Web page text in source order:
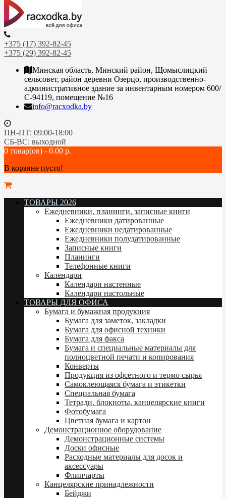
+375 (17) 392-82-45
+375 (29) 392-82-45
Минская область, Минский район, Щомыслицкий
сельсовет, район деревни Озерцо, производственно-
административное здание за инвентарным номером 600/
С-94119, помещение №16
info@racxodka.by
ПН-ПТ: 09:00-18:00
СБ-ВС: выходной
0 товар(ов) - 0.00 р.
В корзине пусто!
ТОВАРЫ 2026
Ежедневники, планинги, записные книги
Ежедневники датированные
Ежедневники недатированные
Ежедневники полудатированные
Записные книги
Планинги
Телефонные книги
Календари
Календари настенные
Календари настольные
ТОВАРЫ ДЛЯ ОФИСА
Бумага и бумажная продукция
Бумага для заметок, закладки
Бумага для офисной техники
Бумага для факса
Бумага и специальные материалы для
полноцветной печати и копирования
Конверты
Продукция из офсетного и термо сырья
Самоклеющаяся бумага и этикетки
Специальная бумага
Тетради, блокноты, канцелярские книги
Фотобумага
Цветная бумага и картон
Демонстрационное оборудование
Демонстрационные системы
Доски офисные
Расходные материалы для досок и
аксессуары
Флипчарты
Канцелярские принадлежности
Бейджи